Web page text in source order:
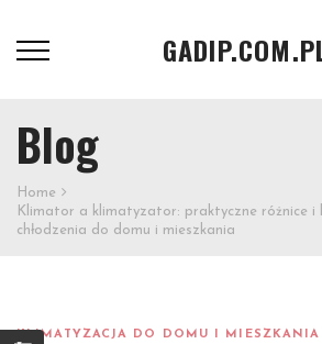
Blog
Home
Klimator a klimatyzator: praktyczne różnice i
chłodzenia do domu i mieszkania
KLIMATYZACJA DO DOMU I MIESZKANIA